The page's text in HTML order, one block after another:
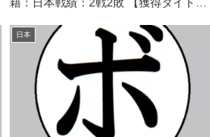
定 (採点不明) 山下 孝(大
鵬)1980/03/25 ●...
日本